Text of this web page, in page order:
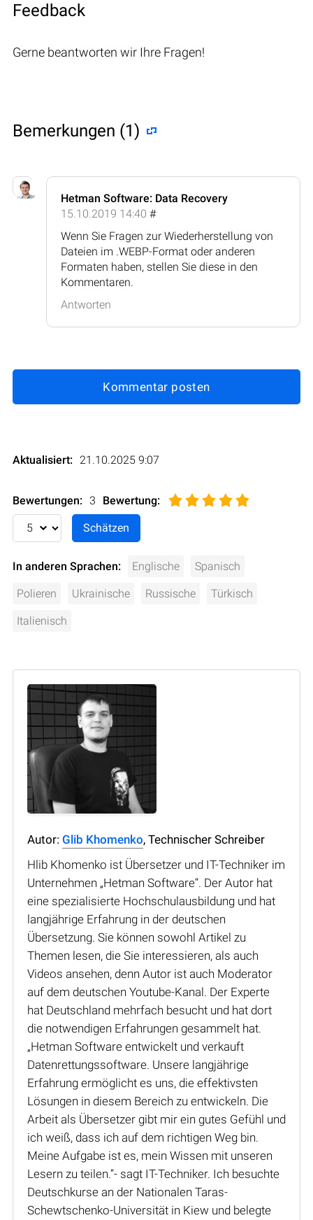
Feedback
Gerne beantworten wir Ihre Fragen!
Bemerkungen (1)
Hetman Software: Data Recovery
15.10.2019 14:40 #
Wenn Sie Fragen zur Wiederherstellung von
Dateien im .WEBP-Format oder anderen
Formaten haben, stellen Sie diese in den
Kommentaren.
Antworten
Kommentar posten
Aktualisiert: 21.10.2025 9:07
Bewertungen: 3 Bewertung:
In anderen Sprachen: Englische Spanisch
Polieren Ukrainische Russische Türkisch
Italienisch
Autor: Glib Khomenko, Technischer Schreiber
Hlib Khomenko ist Übersetzer und IT-Techniker im
Unternehmen „Hetman Software“. Der Autor hat
eine spezialisierte Hochschulausbildung und hat
langjährige Erfahrung in der deutschen
Übersetzung. Sie können sowohl Artikel zu
Themen lesen, die Sie interessieren, als auch
Videos ansehen, denn Autor ist auch Moderator
auf dem deutschen Youtube-Kanal. Der Experte
hat Deutschland mehrfach besucht und hat dort
die notwendigen Erfahrungen gesammelt hat.
„Hetman Software entwickelt und verkauft
Datenrettungssoftware. Unsere langjährige
Erfahrung ermöglicht es uns, die effektivsten
Lösungen in diesem Bereich zu entwickeln. Die
Arbeit als Übersetzer gibt mir ein gutes Gefühl und
ich weiß, dass ich auf dem richtigen Weg bin.
Meine Aufgabe ist es, mein Wissen mit unseren
Lesern zu teilen.“- sagt IT-Techniker. Ich besuchte
Deutschkurse an der Nationalen Taras-
Schewtschenko-Universität in Kiew und belegte